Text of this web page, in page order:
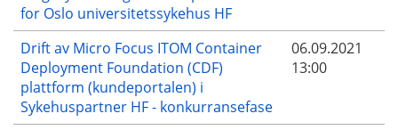
for Oslo universitetssykehus HF
Drift av Micro Focus ITOM Container
Deployment Foundation (CDF)
plattform (kundeportalen) i
Sykehuspartner HF - konkurransefase
06.09.2021
13:00